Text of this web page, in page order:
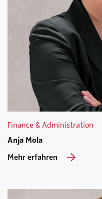
Finance & Administration
Anja Mola
Mehr erfahren